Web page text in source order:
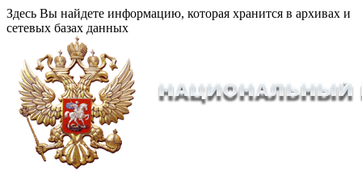
Здесь Вы найдете информацию, которая хранится в архивах и
сетевых базах данных